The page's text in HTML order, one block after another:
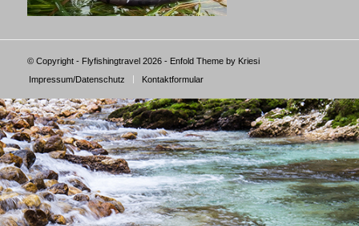
© Copyright - Flyfishingtravel 2026 - Enfold Theme by Kriesi
Impressum/Datenschutz
Kontaktformular